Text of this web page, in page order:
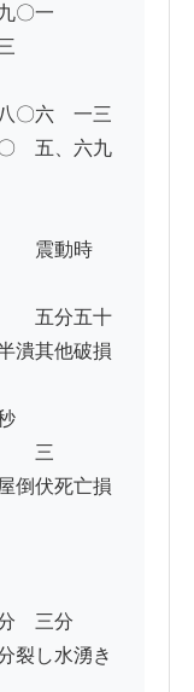
、九〇一
　　三
〇六　一三
　五、六九
　震動時
　五分五十
潰其他破損
　三
倒伏死亡損
　三分
裂し水湧き